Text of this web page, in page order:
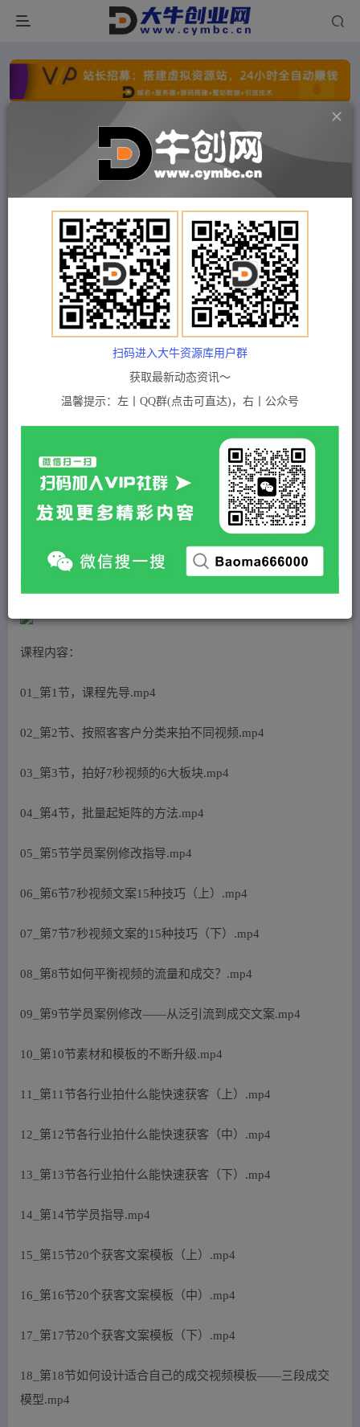
点击开通分站+ 每日收入300+
文字广告火爆招租 文字广告火爆招租
文字广告火爆招租
文字广告火爆招租 文字广告火爆招租
付费项目 福缘网 正文
2023实体店家精准获客训练，带你学习简单落地的
获客秘籍（27节课）
5 积分
黄金会员 免费 超级会员(永久VIP) 免费
站长QQ：1970819299
付费资源
课程内容：
01_第1节，课程先导.mp4
02_第2节、按照客客户分类来拍不同视频.mp4
03_第3节，拍好7秒视频的6大板块.mp4
04_第4节，批量起矩阵的方法.mp4
05_第5节学员案例修改指导.mp4
06_第6节7秒视频文案15种技巧（上）.mp4
07_第7节7秒视频文案的15种技巧（下）.mp4
08_第8节如何平衡视频的流量和成交？.mp4
09_第9节学员案例修改——从泛引流到成交文案.mp4
10_第10节素材和模板的不断升级.mp4
11_第11节各行业拍什么能快速获客（上）.mp4
12_第12节各行业拍什么能快速获客（中）.mp4
13_第13节各行业拍什么能快速获客（下）.mp4
14_第14节学员指导.mp4
15_第15节20个获客文案模板（上）.mp4
16_第16节20个获客文案模板（中）.mp4
17_第17节20个获客文案模板（下）.mp4
18_第18节如何设计适合自己的成交视频模板——三段成交
模型.mp4
扫码进入大牛资源库用户群
获取最新动态资讯～
温馨提示：左丨QQ群(点击可直达)，右丨公众号